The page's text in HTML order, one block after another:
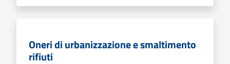
Oneri di urbanizzazione e smaltimento
rifiuti